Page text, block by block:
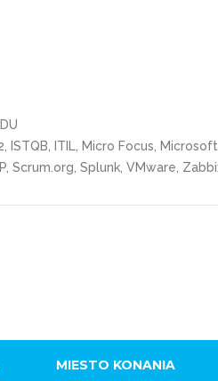
ISTQB, ITIL, Micro Focus,
Scrum.org, Splunk, VMware,
MIESTO KONANIA